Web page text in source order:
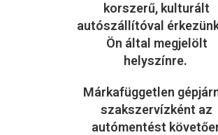
korszerű, kulturált
autószállítóval
Ön által megjelölt
helyszínre.
Márkafüggetlen
szakszervízként az
autómentést